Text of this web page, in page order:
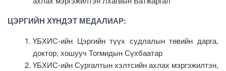
ЦЭРГИЙН ХҮНДЭТ МЕДАЛИАР:
ҮБХИС-ийн Цэргийн түүх судлалын төвийн дарга,
доктор, хошууч Тогмидын Сүхбаатар
ҮБХИС-ийн Сургалтын хэлтсийн ахлах мэргэжилтэн,